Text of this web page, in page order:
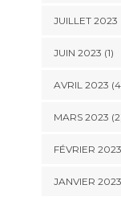
JUILLET 2023
JUIN 2023 (1)
AVRIL 2023
MARS 2023
FÉVRIER 2023
JANVIER 2023